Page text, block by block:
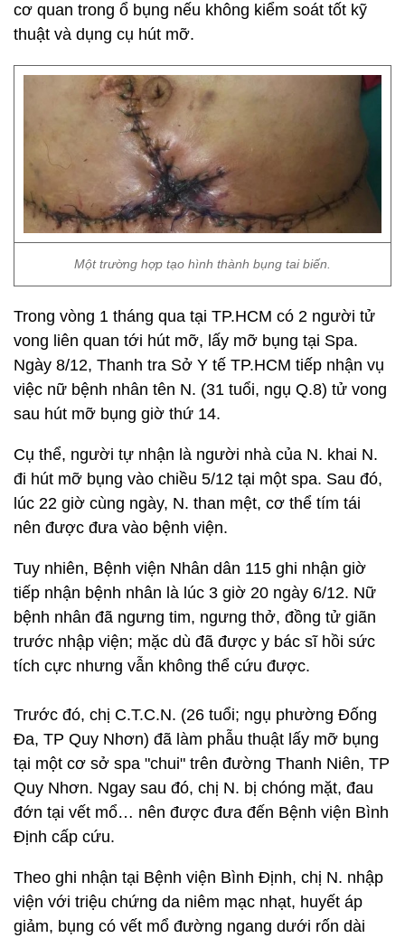
cơ quan trong ổ bụng nếu không kiểm soát tốt kỹ
thuật và dụng cụ hút mỡ.
Một trường hợp tạo hình thành bụng tai biến.
Trong vòng 1 tháng qua tại TP.HCM có 2 người tử
vong liên quan tới hút mỡ, lấy mỡ bụng tại Spa.
Ngày 8/12, Thanh tra Sở Y tế TP.HCM tiếp nhận vụ
việc nữ bệnh nhân tên N. (31 tuổi, ngụ Q.8) tử vong
sau hút mỡ bụng giờ thứ 14.
Cụ thể, người tự nhận là người nhà của N. khai N.
đi hút mỡ bụng vào chiều 5/12 tại một spa. Sau đó,
lúc 22 giờ cùng ngày, N. than mệt, cơ thể tím tái
nên được đưa vào bệnh viện.
Tuy nhiên, Bệnh viện Nhân dân 115 ghi nhận giờ
tiếp nhận bệnh nhân là lúc 3 giờ 20 ngày 6/12. Nữ
bệnh nhân đã ngưng tim, ngưng thở, đồng tử giãn
trước nhập viện; mặc dù đã được y bác sĩ hồi sức
tích cực nhưng vẫn không thể cứu được.
Trước đó, chị C.T.C.N. (26 tuổi; ngụ phường Đống
Đa, TP Quy Nhơn) đã làm phẫu thuật lấy mỡ bụng
tại một cơ sở spa "chui" trên đường Thanh Niên, TP
Quy Nhơn. Ngay sau đó, chị N. bị chóng mặt, đau
đớn tại vết mổ… nên được đưa đến Bệnh viện Bình
Định cấp cứu.
Theo ghi nhận tại Bệnh viện Bình Định, chị N. nhập
viện với triệu chứng da niêm mạc nhạt, huyết áp
giảm, bụng có vết mổ đường ngang dưới rốn dài